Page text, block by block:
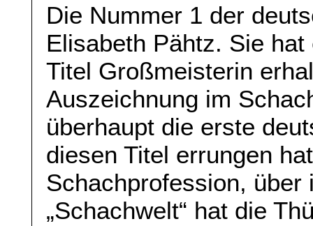
Die Nummer 1 der
Elisabeth Pähtz. Sie
Titel Großmeisterin
Auszeichnung im
überhaupt die erste
diesen Titel errungen
Schachprofession,
„Schachwelt“ hat die